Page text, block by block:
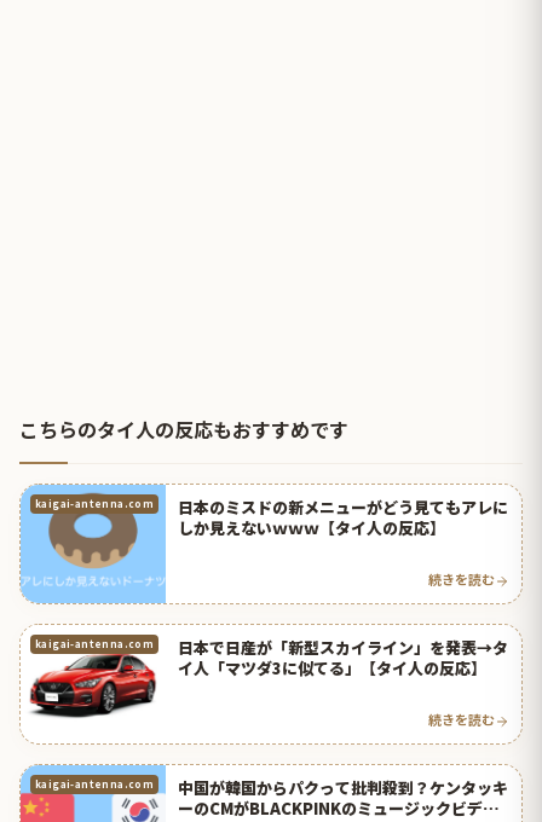
こちらのタイ人の反応もおすすめです
kaigai-antenna.com
日本のミスドの新メニューがどう見てもアレに
しか見えないｗｗｗ【タイ人の反応】
続きを読む
kaigai-antenna.com
日本で日産が「新型スカイライン」を発表→タ
イ人「マツダ3に似てる」【タイ人の反応】
続きを読む
kaigai-antenna.com
中国が韓国からパクって批判殺到？ケンタッキ
ーのCMがBLACKPINKのミュージックビデオ